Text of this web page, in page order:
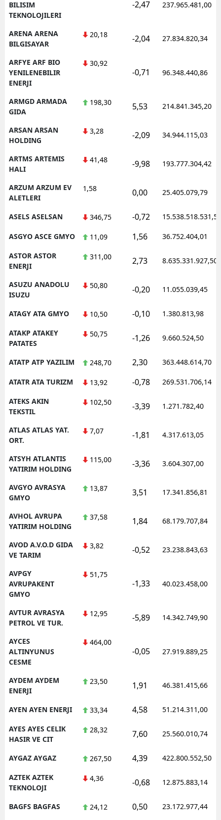
BILISIM
TEKNOLOJILERI
-2,47 237.965.481,00
ARENA ARENA
BILGISAYAR
20,18 -2,04 27.834.820,34
ARFYE ARF BIO
YENILENEBILIR
ENERJI
30,92
-0,71 96.348.440,86
ARMGD ARMADA
GIDA
198,30 5,53 214.841.345,20
ARSAN ARSAN
HOLDING
3,28 -2,09 34.944.115,03
ARTMS ARTEMIS
HALI
41,48 -9,98 193.777.304,42
ARZUM ARZUM EV
ALETLERI
1,58 0,00 25.405.079,79
ASELS ASELSAN 346,75 -0,72 15.538.518.531,50
ASGYO ASCE GMYO 11,09 1,56 36.752.404,01
ASTOR ASTOR
ENERJI
311,00 2,73 8.635.331.927,50
ASUZU ANADOLU
ISUZU
50,80 -0,20 11.055.039,45
ATAGY ATA GMYO 10,50 -0,10 1.380.813,98
ATAKP ATAKEY
PATATES
50,75 -1,26 9.660.524,50
ATATP ATP YAZILIM 248,70 2,30 363.448.614,70
ATATR ATA TURIZM 13,92 -0,78 269.531.706,14
ATEKS AKIN
TEKSTIL
102,50 -3,39 1.271.782,40
ATLAS ATLAS YAT.
ORT.
7,07 -1,81 4.317.613,05
ATSYH ATLANTIS
YATIRIM HOLDING
115,00 -3,36 3.604.307,00
AVGYO AVRASYA
GMYO
13,87 3,51 17.341.856,81
AVHOL AVRUPA
YATIRIM HOLDING
37,58 1,84 68.179.707,84
AVOD A.V.O.D GIDA
VE TARIM
3,82 -0,52 23.238.843,63
AVPGY
AVRUPAKENT
GMYO
51,75
-1,33 40.023.458,00
AVTUR AVRASYA
PETROL VE TUR.
12,95 -5,89 14.342.749,90
AYCES
ALTINYUNUS
CESME
464,00
-0,05 27.919.889,25
AYDEM AYDEM
ENERJI
23,50 1,91 46.381.415,66
AYEN AYEN ENERJI 33,34 4,58 51.214.311,00
AYES AYES CELIK
HASIR VE CIT
28,32 7,60 25.560.010,74
AYGAZ AYGAZ 267,50 4,39 422.800.552,50
AZTEK AZTEK
TEKNOLOJI
4,36 -0,68 12.875.883,14
BAGFS BAGFAS 24,12 0,50 23.172.977,44